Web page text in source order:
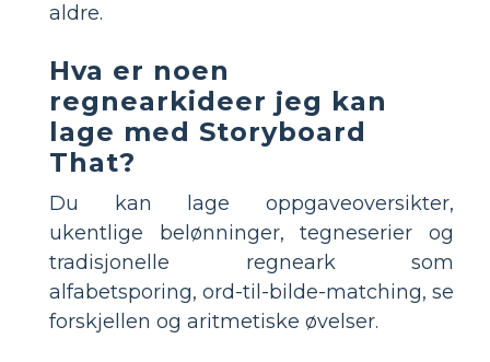
aldre.
Hva er noen
regnearkideer jeg kan
lage med Storyboard
That?
Du kan lage oppgaveoversikter,
ukentlige belønninger, tegneserier og
tradisjonelle regneark som
alfabetsporing, ord-til-bilde-matching, se
forskjellen og aritmetiske øvelser.